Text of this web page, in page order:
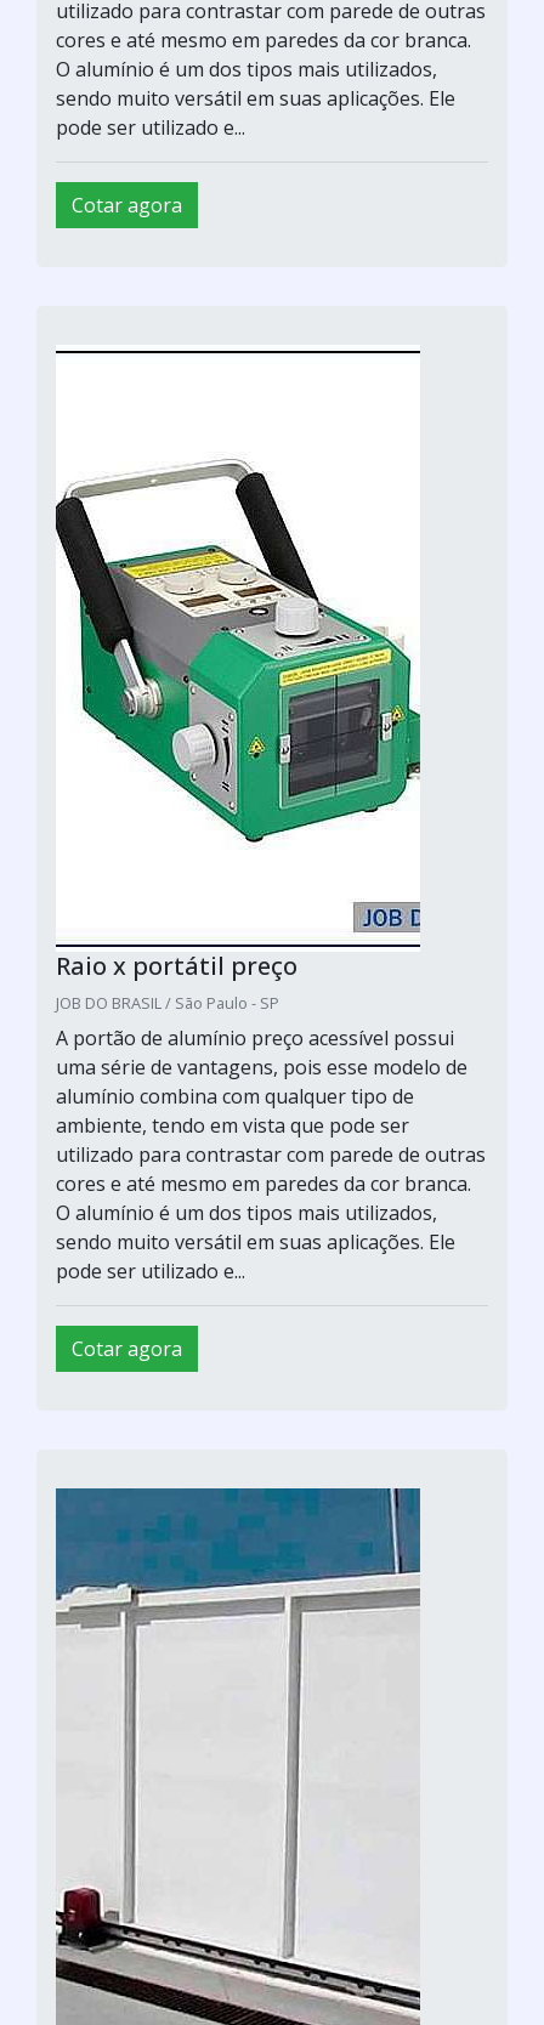
utilizado para contrastar com parede de outras
cores e até mesmo em paredes da cor branca.
O alumínio é um dos tipos mais utilizados,
sendo muito versátil em suas aplicações. Ele
pode ser utilizado e...
Cotar agora
Raio x portátil preço
JOB DO BRASIL / São Paulo - SP
A portão de alumínio preço acessível possui
uma série de vantagens, pois esse modelo de
alumínio combina com qualquer tipo de
ambiente, tendo em vista que pode ser
utilizado para contrastar com parede de outras
cores e até mesmo em paredes da cor branca.
O alumínio é um dos tipos mais utilizados,
sendo muito versátil em suas aplicações. Ele
pode ser utilizado e...
Cotar agora